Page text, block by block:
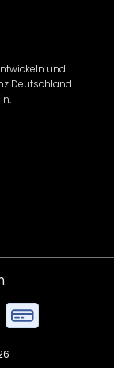
und
Deutschland